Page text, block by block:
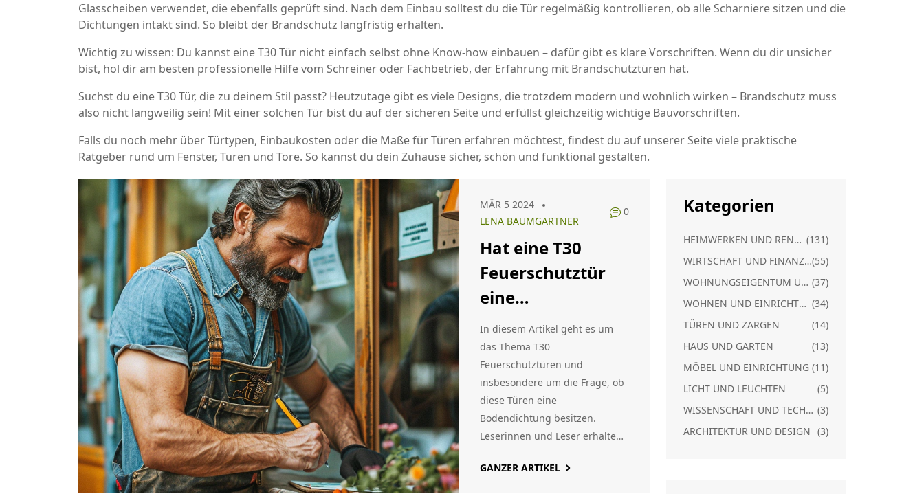
Glasscheiben verwendet, die ebenfalls geprüft sind. Nach dem Einbau solltest du die Tür regelmäßig kontrollieren, ob alle Scharniere sitzen und die
Dichtungen intakt sind. So bleibt der Brandschutz langfristig erhalten.
Wichtig zu wissen: Du kannst eine T30 Tür nicht einfach selbst ohne Know-how einbauen – dafür gibt es klare Vorschriften. Wenn du dir unsicher
bist, hol dir am besten professionelle Hilfe vom Schreiner oder Fachbetrieb, der Erfahrung mit Brandschutztüren hat.
Suchst du eine T30 Tür, die zu deinem Stil passt? Heutzutage gibt es viele Designs, die trotzdem modern und wohnlich wirken – Brandschutz muss
also nicht langweilig sein! Mit einer solchen Tür bist du auf der sicheren Seite und erfüllst gleichzeitig wichtige Bauvorschriften.
Falls du noch mehr über Türtypen, Einbaukosten oder die Maße für Türen erfahren möchtest, findest du auf unserer Seite viele praktische
Ratgeber rund um Fenster, Türen und Tore. So kannst du dein Zuhause sicher, schön und funktional gestalten.
MÄR 5 2024
LENA BAUMGARTNER
0
Hat eine T30
Feuerschutztür
eine
Bodendichtung?
Ein umfassender
Leitfaden
In diesem Artikel geht es um
das Thema T30
Feuerschutztüren und
insbesondere um die Frage, ob
diese Türen eine
Bodendichtung besitzen.
Leserinnen und Leser erhalten
die Funktionen und Vorteile von
GANZER ARTIKEL
Kategorien
HEIMWERKEN UND RENOVIERUNG (131)
WIRTSCHAFT UND FINANZEN(55)
WOHNUNGSEIGENTUM UND RECHT (37)
WOHNEN UND EINRICHTUNG (34)
TÜREN UND ZARGEN
(14)
HAUS UND GARTEN
(13)
MÖBEL UND EINRICHTUNG (11)
LICHT UND LEUCHTEN
(5)
WISSENSCHAFT UND TECHNIK (3)
ARCHITEKTUR UND DESIGN (3)